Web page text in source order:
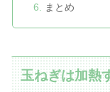
まとめ
玉ねぎは加熱